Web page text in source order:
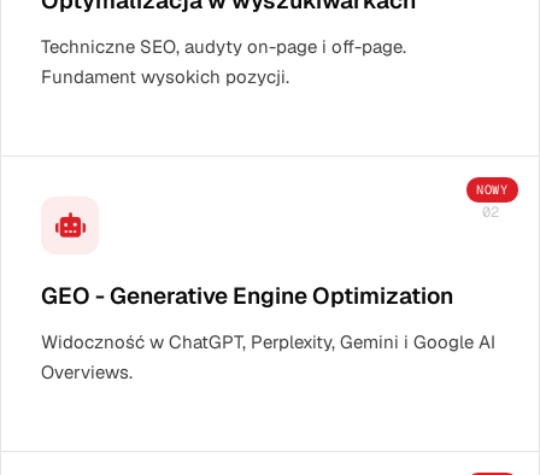
Techniczne SEO, audyty on-page i off-page.
Fundament wysokich pozycji.
NOWY
02
GEO - Generative Engine Optimization
Widoczność w ChatGPT, Perplexity, Gemini i Google AI
Overviews.